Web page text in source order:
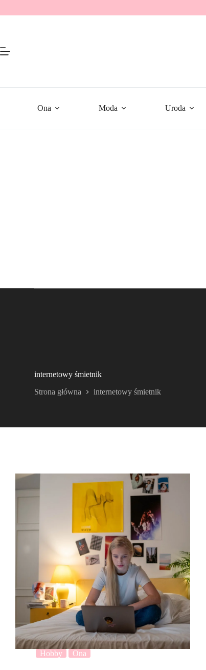
Ona Moda Uroda
internetowy śmietnik
Strona główna internetowy śmietnik
Hobby Ona